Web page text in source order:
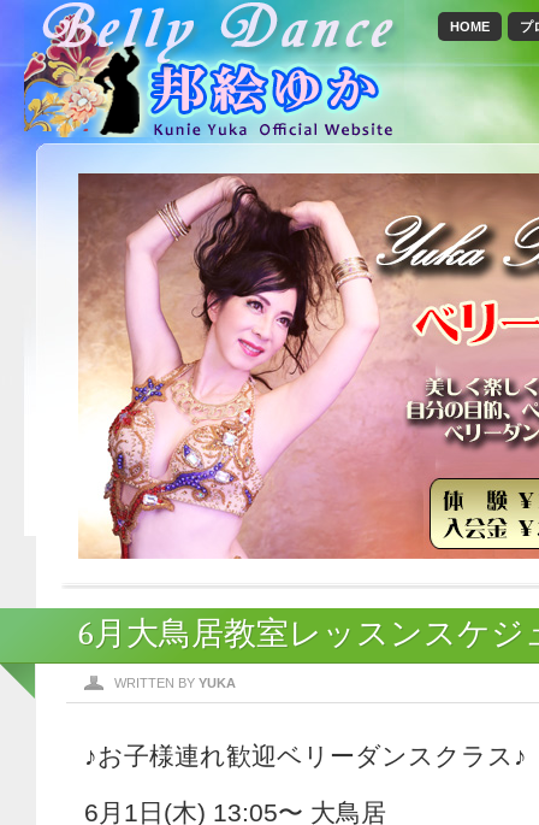
プ
HOME
6月大鳥居教室レッスンスケジ
WRITTEN BY YUKA
♪お子様連れ歓迎ベリーダンスクラス♪
6月1日(木) 13:05〜 大鳥居